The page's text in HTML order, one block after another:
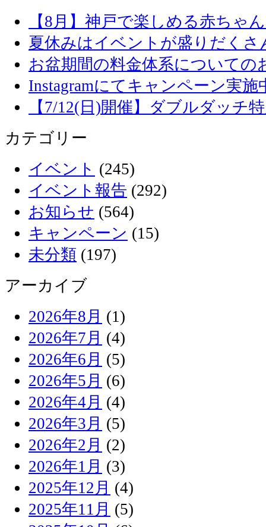
【8月】神戸で楽しめる赤ちゃ
夏休みはイベントが盛りだくさ
お盆期間の料金体系についての
Instagramにてキャンペーン実施
【7/12(日)開催】ダブルダッチ
カテゴリー
イベント (245)
イベント報告 (292)
お知らせ (564)
キャンペーン (15)
未分類 (197)
アーカイブ
2026年8月 (1)
2026年7月 (4)
2026年6月 (5)
2026年5月 (6)
2026年4月 (4)
2026年3月 (5)
2026年2月 (2)
2026年1月 (3)
2025年12月 (4)
2025年11月 (5)